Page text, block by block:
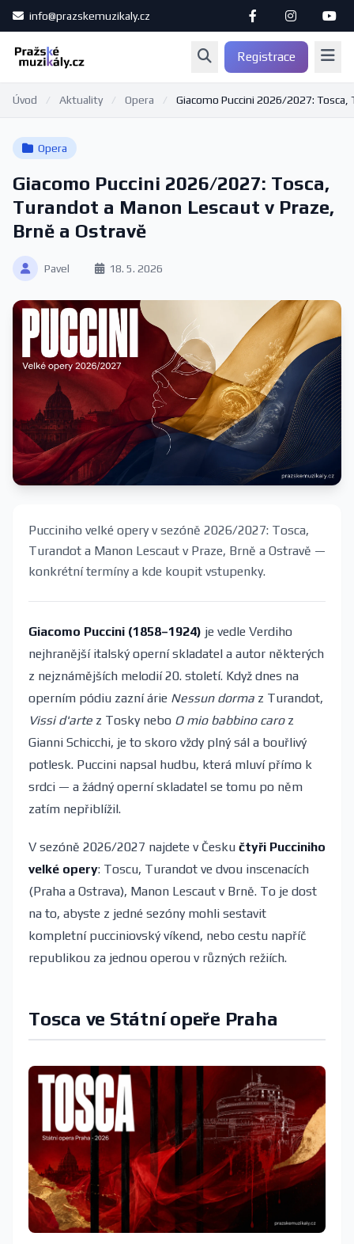
info@prazskemuzikaly.cz
Registrace
Úvod / Aktuality / Opera / Giacomo Puccini 2026/2027: Tosca,
Opera
Giacomo Puccini 2026/2027: Tosca,
Turandot a Manon Lescaut v Praze,
Brně a Ostravě
Pavel 18. 5. 2026
Pucciniho velké opery v sezóně 2026/2027: Tosca,
Turandot a Manon Lescaut v Praze, Brně a Ostravě —
konkrétní termíny a kde koupit vstupenky.
Giacomo Puccini (1858–1924) je vedle Verdiho
nejhranější italský operní skladatel a autor některých
z nejznámějších melodií 20. století. Když dnes na
operním pódiu zazní árie Nessun dorma z Turandot,
Vissi d'arte z Tosky nebo O mio babbino caroz
Gianni Schicchi, je to skoro vždy plný sál a bouřlivý
potlesk. Puccini napsal hudbu, která mluví přímo k
srdci — a žádný operní skladatel se tomu po něm
zatím nepřiblížil.
V sezóně 2026/2027 najdete v Česku čtyři Pucciniho
velké opery: Toscu, Turandot ve dvou inscenacích
(Praha a Ostrava), Manon Lescaut v Brně. To je dost
na to, abyste z jedné sezóny mohli sestavit
kompletní pucciniovský víkend, nebo cestu napříč
republikou za jednou operou v různých režiích.
Tosca ve Státní opeře Praha